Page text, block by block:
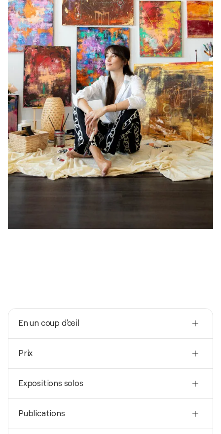
En un coup d'œil
États-Unis
Né(e) en
1989
Prix
Woman Essence Art Award- Woman Essence Art
Expositions solos
Denver Summer Solo Exhibition / Wake & Take
Publications